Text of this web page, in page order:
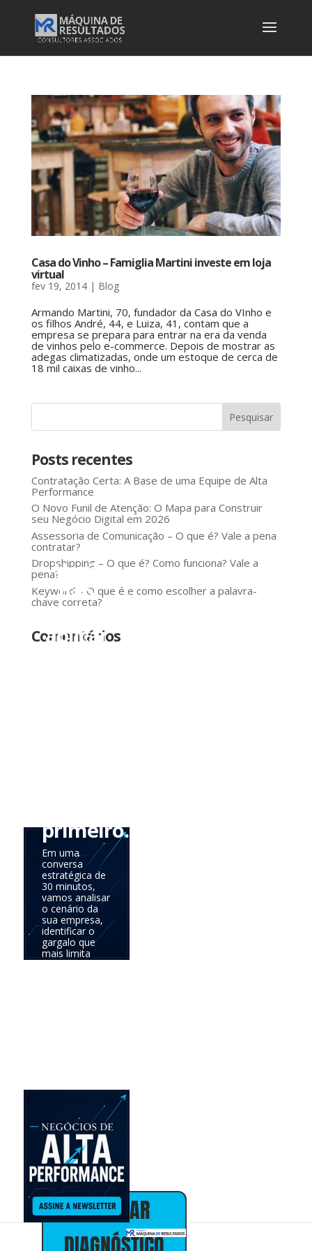
Casa do Vinho – Famiglia Martini investe em loja
virtual
fev 19, 2014| Blog
Armando Martini, 70, fundador da Casa do VInho e
os filhos André, 44, e Luiza, 41, contam que a
empresa se prepara para entrar na era da venda
de vinhos pelo e-commerce. Depois de mostrar as
adegas climatizadas, onde um estoque de cerca de
18 mil caixas de vinho...
Posts recentes
Contratação Certa: A Base de uma Equipe de Alta
Performance
O Novo Funil de Atenção: O Mapa para Construir
seu Negócio Digital em 2026
Assessoria de Comunicação – O que é? Vale a pena
contratar?
Dropshipping – O que é? Como funciona? Vale a
pena?
Keyword – O que é e como escolher a palavra-
chave correta?
Comentários
Você
não
precisa
aplicar
primeiro.
Em uma
conversa
estratégica de
30 minutos,
vamos analisar
o cenário da
sua empresa,
identificar o
gargalo que
mais limita
Alex Almeida
Presidente
30+ anos em
marketing,
vendas e
estratégia de
negócios
AGENDAR